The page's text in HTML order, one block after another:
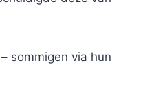
sommigen via hun